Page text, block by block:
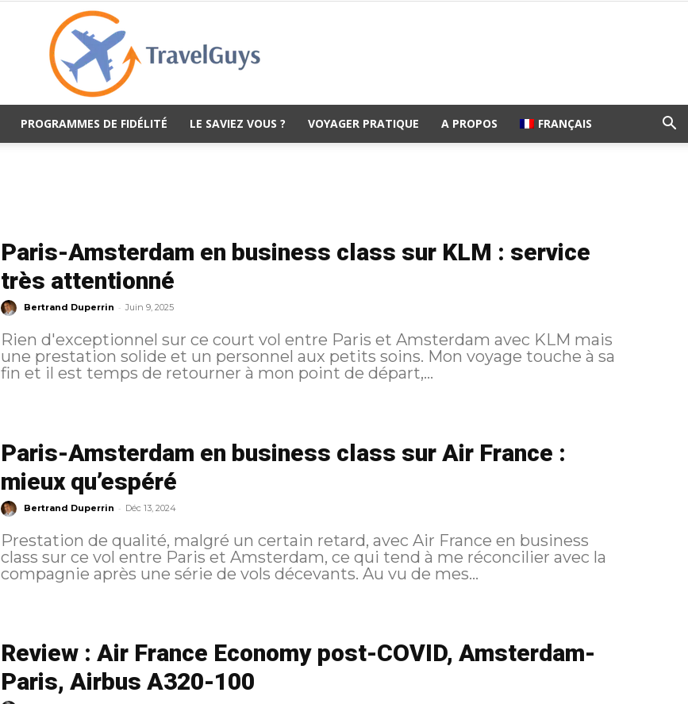
PROGRAMMES DE FIDÉLITÉ LE SAVIEZ VOUS ? VOYAGER PRATIQUE A PROPOS FRANÇAIS
Paris-Amsterdam en business class sur KLM : service
très attentionné
Bertrand Duperrin - Juin 9, 2025
Rien d'exceptionnel sur ce court vol entre Paris et Amsterdam avec KLM mais
une prestation solide et un personnel aux petits soins. Mon voyage touche à sa
fin et il est temps de retourner à mon point de départ,...
Paris-Amsterdam en business class sur Air France :
mieux qu’espéré
Bertrand Duperrin - Déc 13, 2024
Prestation de qualité, malgré un certain retard, avec Air France en business
class sur ce vol entre Paris et Amsterdam, ce qui tend à me réconcilier avec la
compagnie après une série de vols décevants. Au vu de mes...
Review : Air France Economy post-COVID, Amsterdam-
Paris, Airbus A320-100